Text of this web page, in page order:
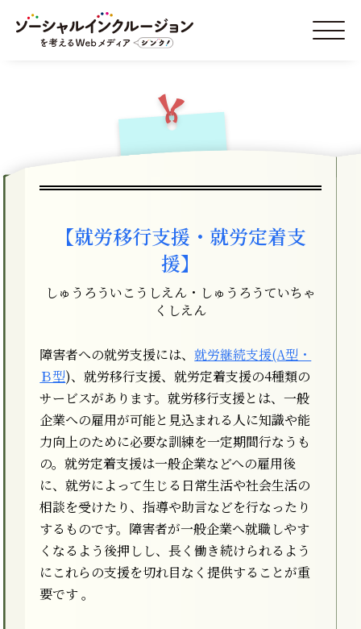
【就労移行支援・就労定着支
援】
しゅうろういこうしえん・しゅうろうていちゃ
くしえん
障害者への就労支援には、就労継続支援(A型・
Ｂ型)、就労移行支援、就労定着支援の4種類の
サービスがあります。就労移行支援とは、一般
企業への雇用が可能と見込まれる人に知識や能
力向上のために必要な訓練を一定期間行なうも
の。就労定着支援は一般企業などへの雇用後
に、就労によって生じる日常生活や社会生活の
相談を受けたり、指導や助言などを行なったり
するものです。障害者が一般企業へ就職しやす
くなるよう後押しし、長く働き続けられるよう
にこれらの支援を切れ目なく提供することが重
要です 。